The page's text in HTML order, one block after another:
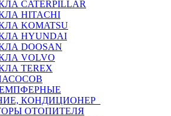
CATERPILLAR
HITACHI
KOMATSU
HYUNDAI
DOOSAN
VOLVO
TEREX
КОНДИЦИОНЕР
ОТОПИТЕЛЯ